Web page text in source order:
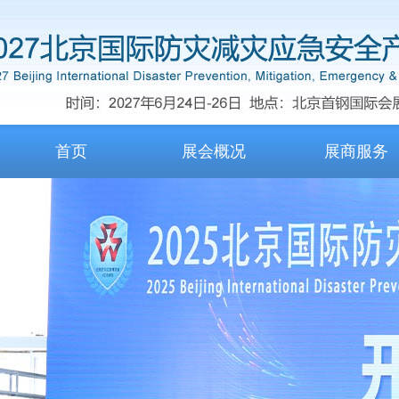
首页 展会概况 展商服务